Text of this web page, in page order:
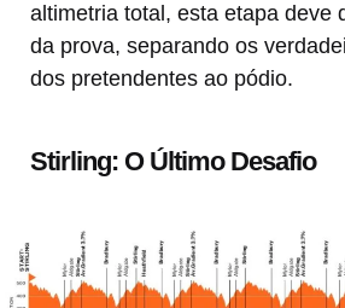
altimetria total, esta etapa deve
da prova, separando os
dos pretendentes ao pódio.
Stirling: O Último Desafio